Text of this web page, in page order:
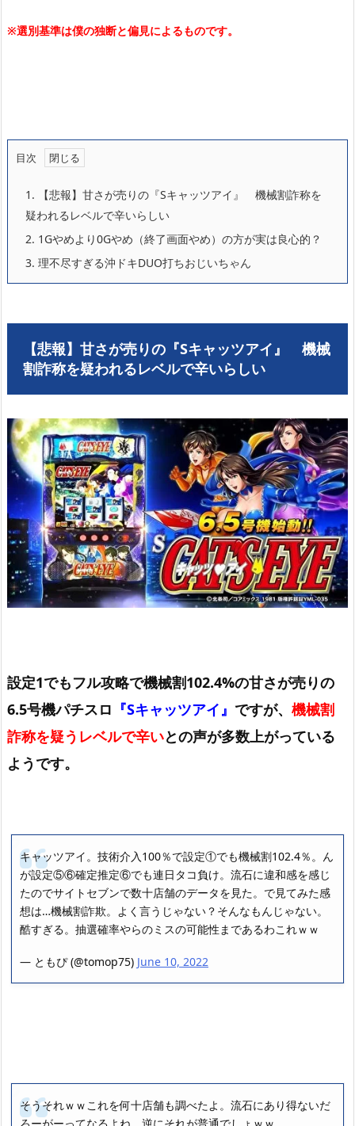
※選別基準は僕の独断と偏見によるものです。
目次
1. 【悲報】甘さが売りの『Sキャッツアイ』 機械割詐称を
疑われるレベルで辛いらしい
2. 1Gやめより0Gやめ（終了画面やめ）の方が実は良心的？
3. 理不尽すぎる沖ドキDUO打ちおじいちゃん
【悲報】甘さが売りの『Sキャッツアイ』 機械
割詐称を疑われるレベルで辛いらしい
設定1でもフル攻略で機械割102.4%の甘さが売りの
6.5号機パチスロ 『Sキャッツアイ』 ですが、 機械割
詐称を疑うレベルで辛いとの声が多数上がっている
ようです。
キャッツアイ。技術介入100％で設定①でも機械割102.4％。ん
が設定⑤⑥確定推定⑥でも連日タコ負け。流石に違和感を感じ
たのでサイトセブンで数十店舗のデータを見た。で見てみた感
想は…機械割詐欺。よく言うじゃない？そんなもんじゃない。
酷すぎる。抽選確率やらのミスの可能性まであるわこれｗｗ
— ともぴ (@tomop75) June 10, 2022
そうそれｗｗこれを何十店舗も調べたよ。流石にあり得ないだ